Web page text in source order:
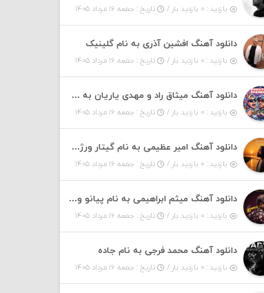
بازدید : ۰ بازدید بار / تاریخ : جمعه ۱۶ مرداد ۱۴۰۵
دانلود آهنگ افشین آذری به نام گلینیک
بازدید : ۰ بازدید بار / تاریخ : جمعه ۱۶ مرداد ۱۴۰۵
دانلود آهنگ میثاق راد و مهدی یاریان به نام دختر شمرون
بازدید : ۰ بازدید بار / تاریخ : جمعه ۱۶ مرداد ۱۴۰۵
دانلود آهنگ امیر عظیمی به نام گیتار ورژن دختر بندر
بازدید : ۰ بازدید بار / تاریخ : جمعه ۱۶ مرداد ۱۴۰۵
دانلود آهنگ میثم ابراهیمی به نام پیانو ورژن مهربون من
بازدید : ۰ بازدید بار / تاریخ : جمعه ۱۶ مرداد ۱۴۰۵
دانلود آهنگ محمد فرجی به نام جاده
بازدید : ۰ بازدید بار / تاریخ : جمعه ۱۶ مرداد ۱۴۰۵